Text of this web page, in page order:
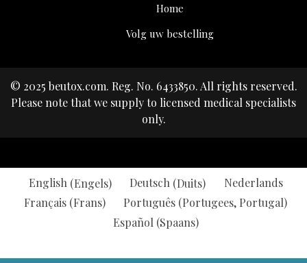
Home
Volg uw bestelling
© 2025 beutox.com. Reg. No. 6433850. All rights reserved.
Please note that we supply to licensed medical specialists
only.
English(Engels) Deutsch (Duits)
Nederlands
Français (Frans) Português (Portugees, Portugal)
Español(Spaans)